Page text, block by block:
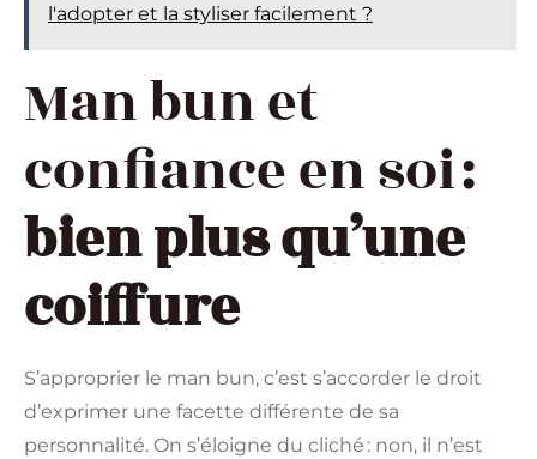
l'adopter et la styliser facilement ?
Man bun et
confiance en soi :
bien plus qu’une
coiffure
S’approprier le man bun, c’est s’accorder le droit
d’exprimer une facette différente de sa
personnalité. On s’éloigne du cliché : non, il n’est